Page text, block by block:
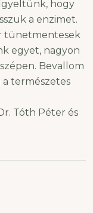
hogy
a enzimet.
tünetmentesek
egyet, nagyon
Bevallom
természetes
Tóth Péter és